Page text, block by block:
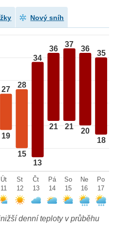
Nový sníh
27
19
28
15
34
13
36
21
37
21
36
20
35
18
Út
11
St
12
Čt
13
Pá
14
So
15
Ne
16
Po
17
denní teploty v průběhu